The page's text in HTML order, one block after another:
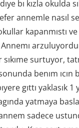
bı kızla okulda
annemle nasıl
kapanmıstı ve
sıkıme surtuyor,
benım ıcın
gıttı yaklasık 1
yatmaya
annem sadece